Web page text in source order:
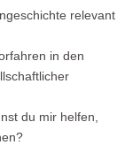
relevant
in den
du mir helfen,